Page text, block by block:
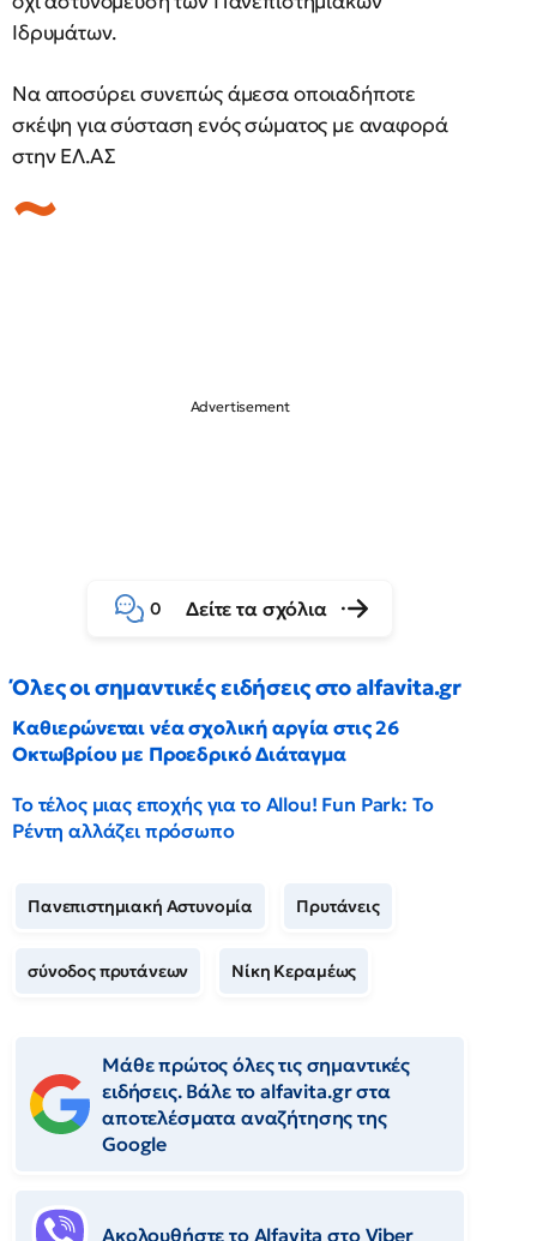
Ιδρυμάτων.
Να αποσύρει συνεπώς άμεσα οποιαδήποτε
σκέψη για σύσταση ενός σώματος με αναφορά
στην ΕΛ.ΑΣ
0 Δείτε τα σχόλια
Όλες οι σημαντικές ειδήσεις στο alfavita.gr
Καθιερώνεται νέα σχολική αργία στις 26
Οκτωβρίου με Προεδρικό Διάταγμα
Το τέλος μιας εποχής για το Allou! Fun Park: Το
Ρέντη αλλάζει πρόσωπο
Πανεπιστημιακή Αστυνομία Πρυτάνεις
σύνοδος πρυτάνεων Νίκη Κεραμέως
Μάθε πρώτος όλες τις σημαντικές
ειδήσεις. Βάλε το alfavita.gr στα
αποτελέσματα αναζήτησης της
Google
Ακολουθήστε το Αlfavita στο Viber